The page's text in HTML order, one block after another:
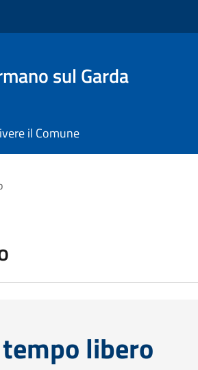
sul Garda
il Comune
libero